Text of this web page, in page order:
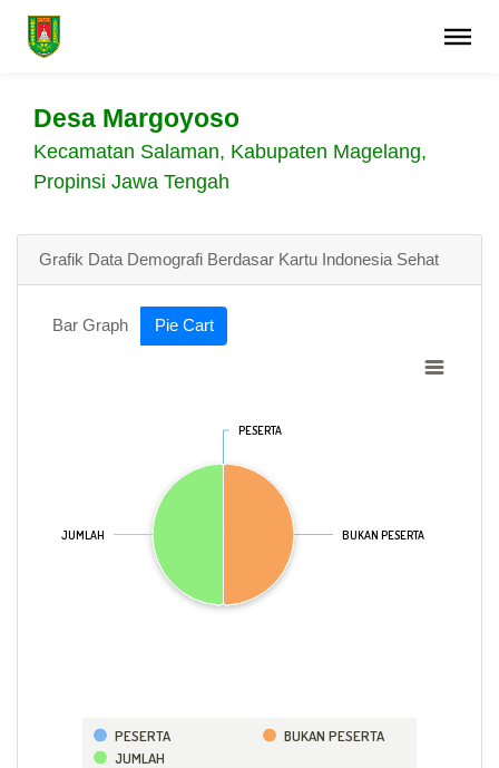
Desa Margoyoso
Kecamatan Salaman, Kabupaten Magelang,
Propinsi Jawa Tengah
Grafik Data Demografi Berdasar Kartu Indonesia Sehat
Bar Graph Pie Cart
PESERTA
PESERTA
BUKAN PESERTA
BUKAN PESERTA
JUMLAH
JUMLAH
PESERTA
BUKAN PESERTA
JUMLAH